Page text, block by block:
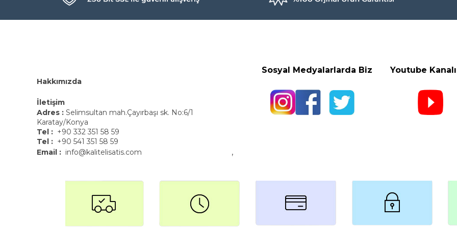
Hakkımızda
İletişim
Adres : Selimsultan mah.Çayırbaşı sk. No:6/1
Karatay/Konya
Tel : +90 332 351 58 59
Tel : +90 541 351 58 59
Email : info@kalitelisatis.com ,
Sosyal Medyalarlarda Biz Youtube